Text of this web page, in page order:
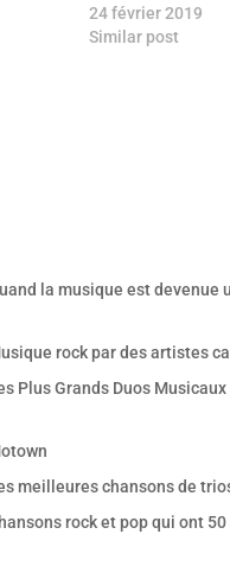
24 février 2019
Similar post
la musique est devenue
rock par des artistes
Plus Grands Duos Musicaux
meilleures chansons de
rock et pop qui ont 50